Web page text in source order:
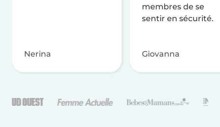
Nerina
membres de se
sentir en sécurité.
Giovanna